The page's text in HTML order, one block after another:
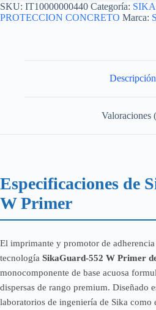
SKU: IT10000000440 Categoría: SIKA
PROTECCION CONCRETO Marca:
Descripción
Valoraciones
Especificaciones de
W Primer
El imprimante y promotor de
tecnología SikaGuard-552 W Primer
monocomponente de base acuosa
dispersas de rango premium. Diseñado
laboratorios de ingeniería de Sika como